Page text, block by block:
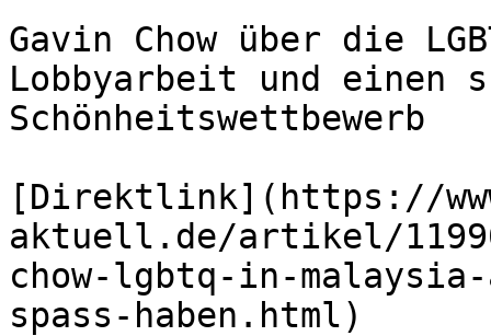
Gavin Chow über die
Lobbyarbeit und einen
Schönheitswettbewerb
[Direktlink](https://
aktuell.de/artikel/
chow-lgbtq-in-
spass-haben.html)